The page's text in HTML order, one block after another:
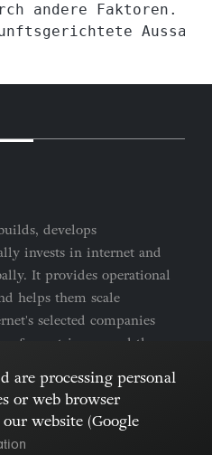
andere Faktoren.
develops
invests in internet and
It provides operational
helps them scale
selected companies
of countries around the
are processing personal
or web browser
website (Google